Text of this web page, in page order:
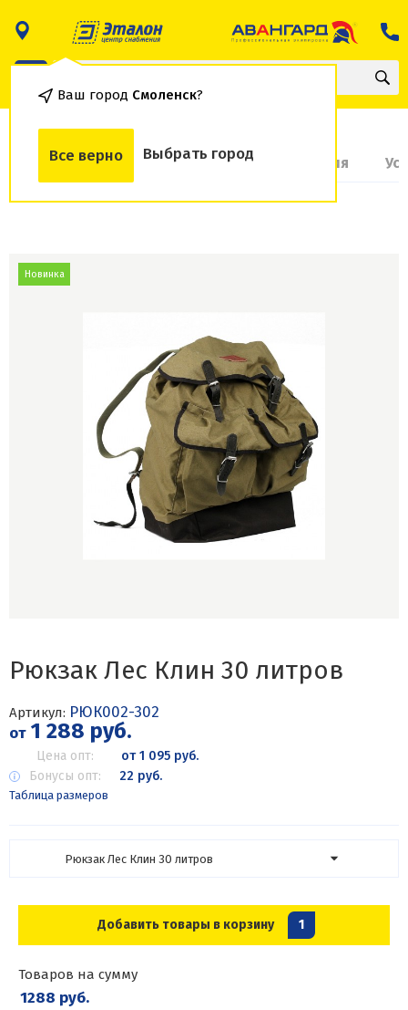
Ваш город Смоленск?
Все верно Выбрать город
О товаре Доставка и оплата Гарантия
Новинка
Рюкзак Лес Клин 30 литров
Артикул: РЮК002-302
от1 288 руб.
Цена опт:
от 1 095 руб.
Бонусы опт:
22 руб.
Таблица размеров
Рюкзак Лес Клин 30 литров
Добавить товары в корзину 1
Товаров на сумму
1288 руб.